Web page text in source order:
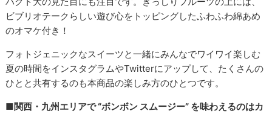
ビブリオテークらしい遊び心をトッピングしたふわふわ綿あめ
のオマケ付き！
フォトジェニックなスイーツと一緒にみんなでワイワイ楽しむ
夏の時間をインスタグラムやTwitterにアップして、たくさんの
ひとと共有するのも本商品の楽しみ方のひとつです。
■関西・九州エリアで “ボンボン スムージー” を味わえるのはカ